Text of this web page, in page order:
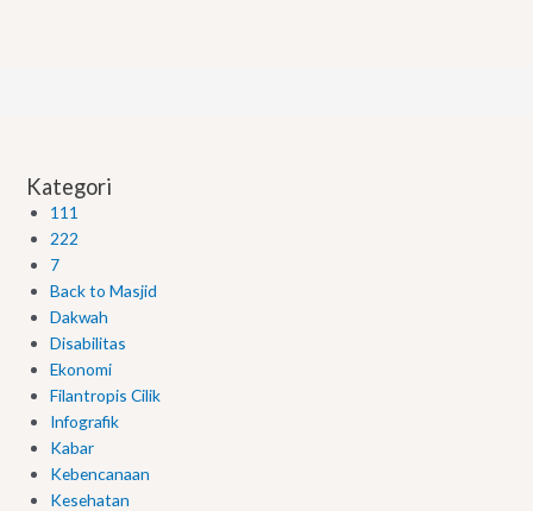
Kategori
111
222
7
Back to Masjid
Dakwah
Disabilitas
Ekonomi
Filantropis Cilik
Infografik
Kabar
Kebencanaan
Kesehatan